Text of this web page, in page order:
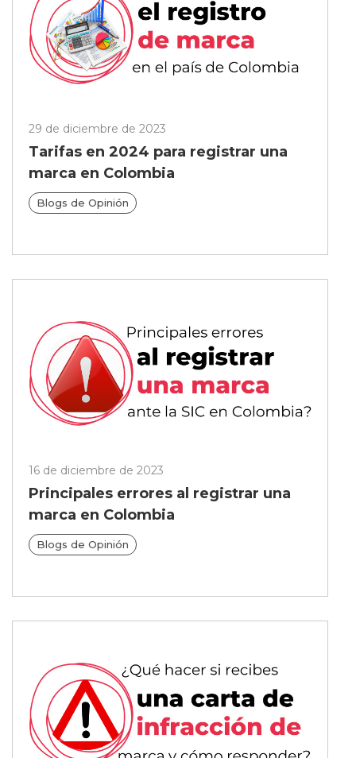
29 de diciembre de 2023
Tarifas en 2024 para registrar una
marca en Colombia
Blogs de Opinión
16 de diciembre de 2023
Principales errores al registrar una
marca en Colombia
Blogs de Opinión